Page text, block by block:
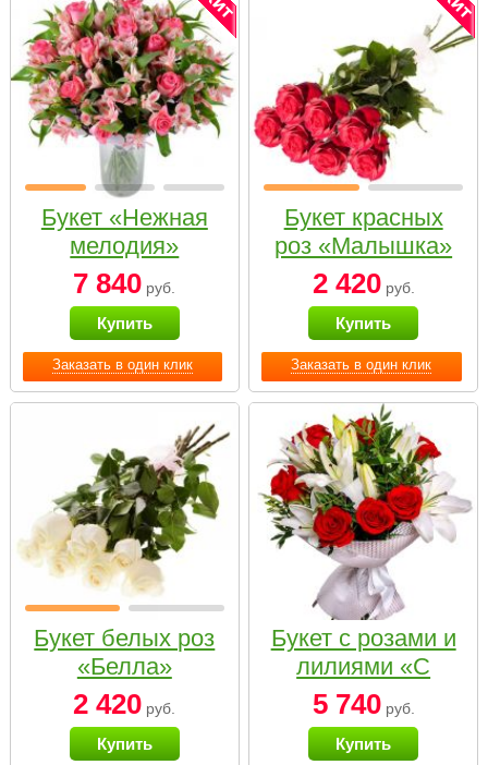
Заказать в один клик
Букет «Нежная
мелодия»
7 840 руб.
Купить
Заказать в один клик
Букет красных
роз «Малышка»
2 420руб.
Купить
Букет белых роз
«Белла»
2 420 руб.
Купить
Букет с розами и
лилиями «С
наилучшими
пожеланиями»
5 740руб.
Купить